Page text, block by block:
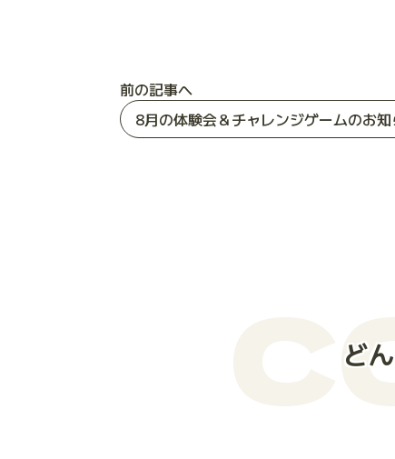
前の記事へ
8月の体験会＆チャレンジゲームのお
ど